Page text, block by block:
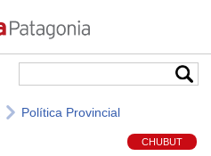
Política Provincial
CHUBUT